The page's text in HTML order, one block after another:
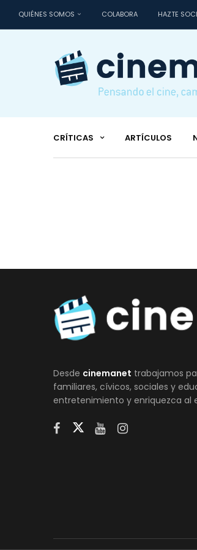
QUIÉNES SOMOS COLABORA HAZTE
CRÍTICAS ARTÍCULOS
Desde cinemanet trabajamos
familiares, cívicos, sociales y
entretenimiento y enriquezca al